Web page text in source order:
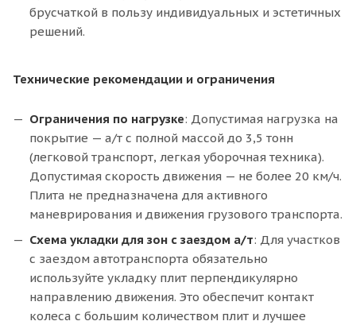
брусчаткой в пользу индивидуальных и эстетичных
решений.
Технические рекомендации и ограничения
Ограничения по нагрузке: Допустимая нагрузка на
покрытие — а/т с полной массой до 3,5 тонн
(легковой транспорт, легкая уборочная техника).
Допустимая скорость движения — не более 20 км/ч.
Плита не предназначена для активного
маневрирования и движения грузового транспорта.
Схема укладки для зон с заездом а/т: Для участков
с заездом автотранспорта обязательно
используйте укладку плит перпендикулярно
направлению движения. Это обеспечит контакт
колеса с большим количеством плит и лучшее